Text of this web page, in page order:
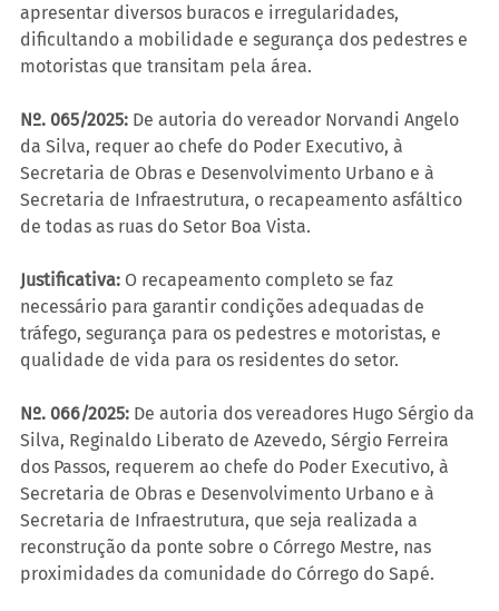
apresentar diversos buracos e irregularidades,
dificultando a mobilidade e segurança dos pedestres e
motoristas que transitam pela área.
Nº. 065/2025: De autoria do vereador Norvandi Angelo
da Silva, requer ao chefe do Poder Executivo, à
Secretaria de Obras e Desenvolvimento Urbano e à
Secretaria de Infraestrutura, o recapeamento asfáltico
de todas as ruas do Setor Boa Vista.
Justificativa: O recapeamento completo se faz
necessário para garantir condições adequadas de
tráfego, segurança para os pedestres e motoristas, e
qualidade de vida para os residentes do setor.
Nº. 066/2025: De autoria dos vereadores Hugo Sérgio da
Silva, Reginaldo Liberato de Azevedo, Sérgio Ferreira
dos Passos, requerem ao chefe do Poder Executivo, à
Secretaria de Obras e Desenvolvimento Urbano e à
Secretaria de Infraestrutura, que seja realizada a
reconstrução da ponte sobre o Córrego Mestre, nas
proximidades da comunidade do Córrego do Sapé.